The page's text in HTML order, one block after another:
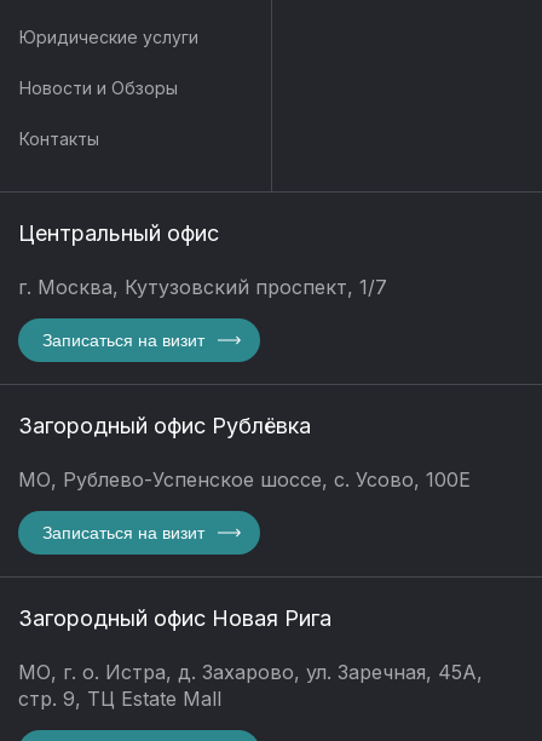
Юридические услуги
Новости и Обзоры
Контакты
Центральный офис
г. Москва, Кутузовский проспект, 1/7
Записаться на визит
Загородный офис Рублёвка
МО, Рублево-Успенское шоссе, с. Усово, 100Е
Записаться на визит
Загородный офис Новая Рига
МО, г. о. Истра, д. Захарово, ул. Заречная, 45А,
стр. 9, ТЦ Estate Mall